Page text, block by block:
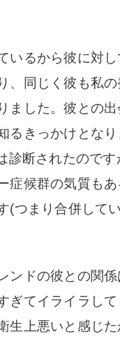
いるから彼に対し
、同じく彼も私
ました。彼との
るきっかけとな
診断されたのです
症候群の気質も
(つまり合併して
ンドの彼との関
ぎてイライラし
生上悪いと感じた